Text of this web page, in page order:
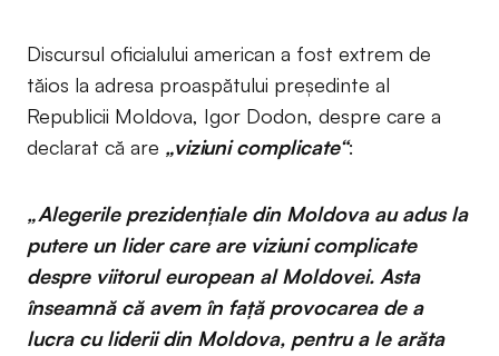
Discursul oficialului american a fost extrem de
tăios la adresa proaspătului președinte al
Republicii Moldova, Igor Dodon, despre care a
declarat că are „viziuni complicate“:
„Alegerile prezidențiale din Moldova au adus la
putere un lider care are viziuni complicate
despre viitorul european al Moldovei. Asta
înseamnă că avem în față provocarea de a
lucra cu liderii din Moldova, pentru a le arăta